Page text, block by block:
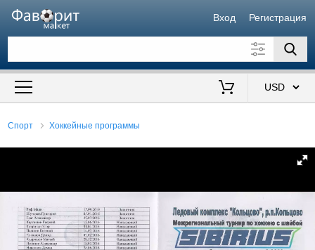
Вход Регистрация
Искать также в описании
Спорт Хоккейные программы